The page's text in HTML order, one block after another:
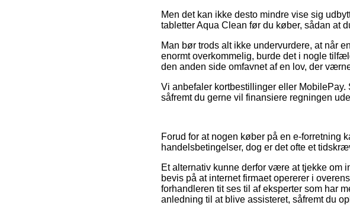
Men det kan ikke desto mindre vise sig
tabletter Aqua Clean før du køber, sådan at
Man bør trods alt ikke undervurdere, at når
enormt overkommelig, burde det i nogle
den anden side omfavnet af en lov, der
Vi anbefaler kortbestillinger eller
såfremt du gerne vil finansiere regningen
Forud for at nogen køber på en e-forretning
handelsbetingelser, dog er det ofte et
Et alternativ kunne derfor være at tjekke om
bevis på at internet firmaet opererer i
forhandleren tit ses til af eksperter som har
anledning til at blive assisteret, såfremt du